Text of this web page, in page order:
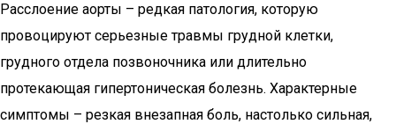
Расслоение аорты – редкая патология, которую
провоцируют серьезные травмы грудной клетки,
грудного отдела позвоночника или длительно
протекающая гипертоническая болезнь. Характерные
симптомы – резкая внезапная боль, настолько сильная,